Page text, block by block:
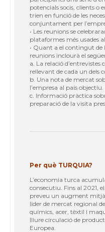
potencials socis, clients o
trien en funció de les
conjuntament per
• Les reunions se
plataformes més usades
• Quant a el contingut de
reunions inclourà el
a. La relació
rellevant de cada un dels
b. Una nota de mercat
l’empresa al país objectiu.
c. Informació pràctica
preparació de la visita
Per què TURQUIA?
L’economia turca
consecutiu. Fins al 2021,
preveu un augment mitjà
líder de mercat regional
químics, acer, tèxtil i
lliure circulació de
Europea.